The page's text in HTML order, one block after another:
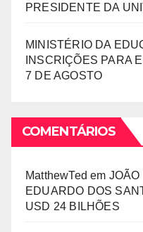
PRESIDENTE DA
MINISTÉRIO DA
INSCRIÇÕES PARA
7 DE AGOSTO
COMENTÁRIOS
MatthewTed em JOÃO
EDUARDO DOS
USD 24 BILHÕES